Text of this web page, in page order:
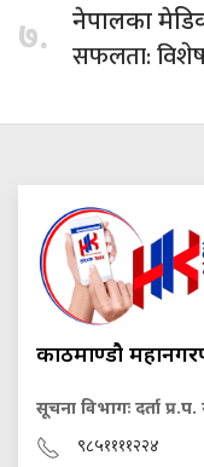
७. नेपालका
सफलता: विशेष
काठमाण्डौ
सूचना विभागः दर्ता प्र.प.
९८५११११२२४